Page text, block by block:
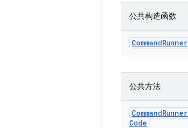
公共构造函数
CommandRunner
公共方法
CommandRunner
Code